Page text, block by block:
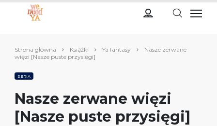
Strona główna Książki Ya fantasy
Nasze zerwane
więzi [Nasze puste przysięgi]
SERIA
Nasze zerwane więzi
[Nasze puste przysięgi]